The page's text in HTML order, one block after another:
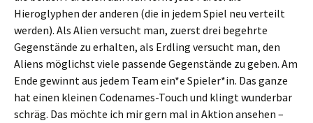
Hieroglyphen der anderen (die in jedem Spiel neu verteilt
werden). Als Alien versucht man, zuerst drei begehrte
Gegenstände zu erhalten, als Erdling versucht man, den
Aliens möglichst viele passende Gegenstände zu geben. Am
Ende gewinnt aus jedem Team ein*e Spieler*in. Das ganze
hat einen kleinen Codenames-Touch und klingt wunderbar
schräg. Das möchte ich mir gern mal in Aktion ansehen –